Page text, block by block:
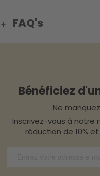
FAQ's
Bénéficiez
Ne
Inscrivez-vous à notre
réduction de 10%